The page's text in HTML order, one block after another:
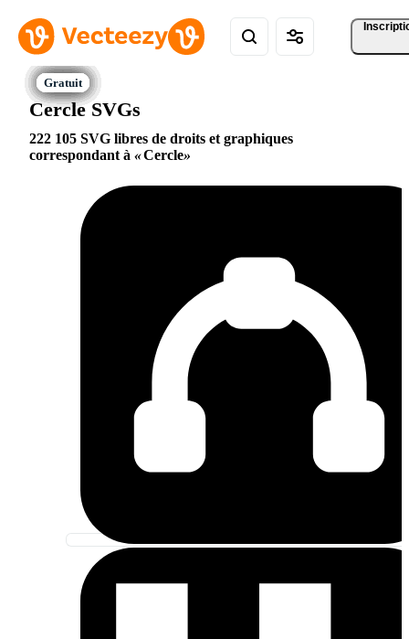
Cercle SVGs
222 105 SVG libres de droits et graphiques
correspondant à
Cercle